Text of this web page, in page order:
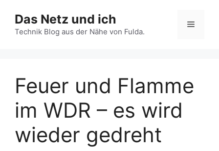
Inhalt
springen
Das Netz und ich
Technik Blog aus der Nähe von Fulda.
Menü
Feuer und Flamme
im WDR – es wird
wieder gedreht